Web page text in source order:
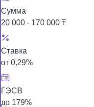
Сумма
20 000 - 170 000 ₸
Ставка
от 0,29%
ГЭСВ
до 179%